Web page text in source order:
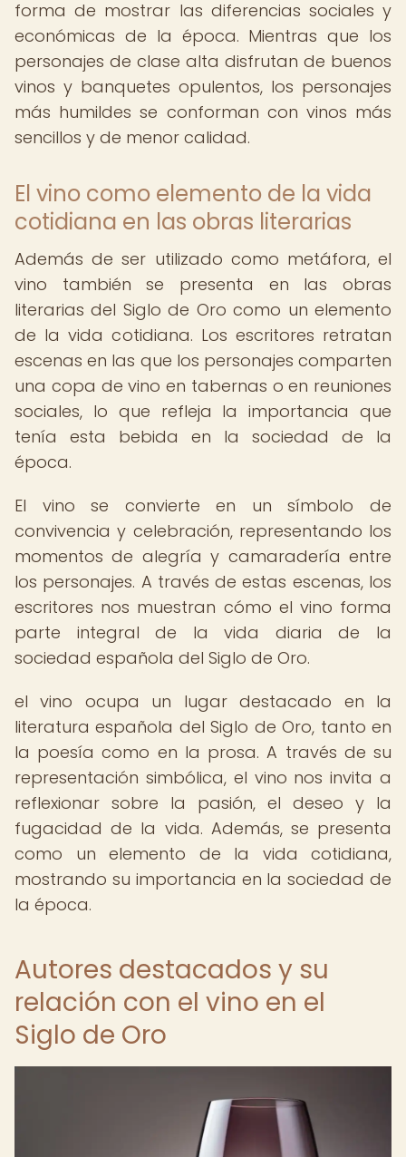
forma de mostrar las diferencias sociales y
económicas de la época. Mientras que los
personajes de clase alta disfrutan de buenos
vinos y banquetes opulentos, los personajes
más humildes se conforman con vinos más
sencillos y de menor calidad.
El vino como elemento de la vida
cotidiana en las obras literarias
Además de ser utilizado como metáfora, el
vino también se presenta en las obras
literarias del Siglo de Oro como un elemento
de la vida cotidiana. Los escritores retratan
escenas en las que los personajes comparten
una copa de vino en tabernas o en reuniones
sociales, lo que refleja la importancia que
tenía esta bebida en la sociedad de la
época.
El vino se convierte en un símbolo de
convivencia y celebración, representando los
momentos de alegría y camaradería entre
los personajes. A través de estas escenas, los
escritores nos muestran cómo el vino forma
parte integral de la vida diaria de la
sociedad española del Siglo de Oro.
el vino ocupa un lugar destacado en la
literatura española del Siglo de Oro, tanto en
la poesía como en la prosa. A través de su
representación simbólica, el vino nos invita a
reflexionar sobre la pasión, el deseo y la
fugacidad de la vida. Además, se presenta
como un elemento de la vida cotidiana,
mostrando su importancia en la sociedad de
la época.
Autores destacados y su
relación con el vino en el
Siglo de Oro